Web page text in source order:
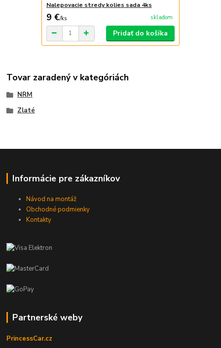
Nalepovacie stredy kolies sada 4ks
9 €/ks skladom
Pridať do košíka
Tovar zaradený v kategóriách
NRM
Zlaté
Informácie pre zákazníkov
Návod na montáž
Obchodné podmienky
Kontakty
Partnerské weby
PrincessCar.cz